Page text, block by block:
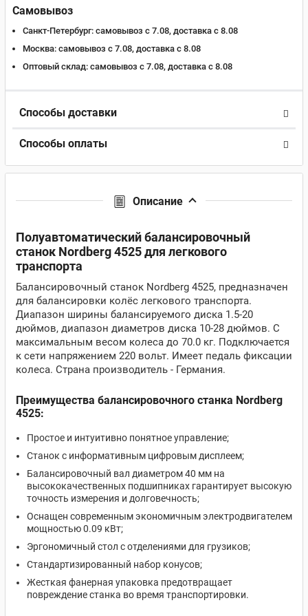
Самовывоз
Санкт-Петербург: самовывоз с 7.08, доставка c 8.08
Москва: самовывоз с 7.08, доставка c 8.08
Оптовый склад: самовывоз с 7.08, доставка c 8.08
Способы доставки
Способы оплаты
Описание
Полуавтоматический балансировочный
станок Nordberg 4525 для легкового
транспорта
Балансировочный станок Nordberg 4525, предназначен
для балансировки колёс легкового транспорта.
Диапазон ширины балансируемого диска 1.5-20
дюймов, диапазон диаметров диска 10-28 дюймов. С
максимальным весом колеса до 70.0 кг. Подключается
к сети напряжением 220 вольт. Имеет педаль фиксации
колеса. Страна производитель - Германия.
Преимущества балансировочного станка Nordberg
4525:
Простое и интуитивно понятное управление;
Станок с информативным цифровым дисплеем;
Балансировочный вал диаметром 40 мм на
высококачественных подшипниках гарантирует высокую
точность измерения и долговечность;
Оснащен современным экономичным электродвигателем
мощностью 0.09 кВт;
Эргономичный стол с отделениями для грузиков;
Стандартизированный набор конусов;
Жесткая фанерная упаковка предотвращает
повреждение станка во время транспортировки.